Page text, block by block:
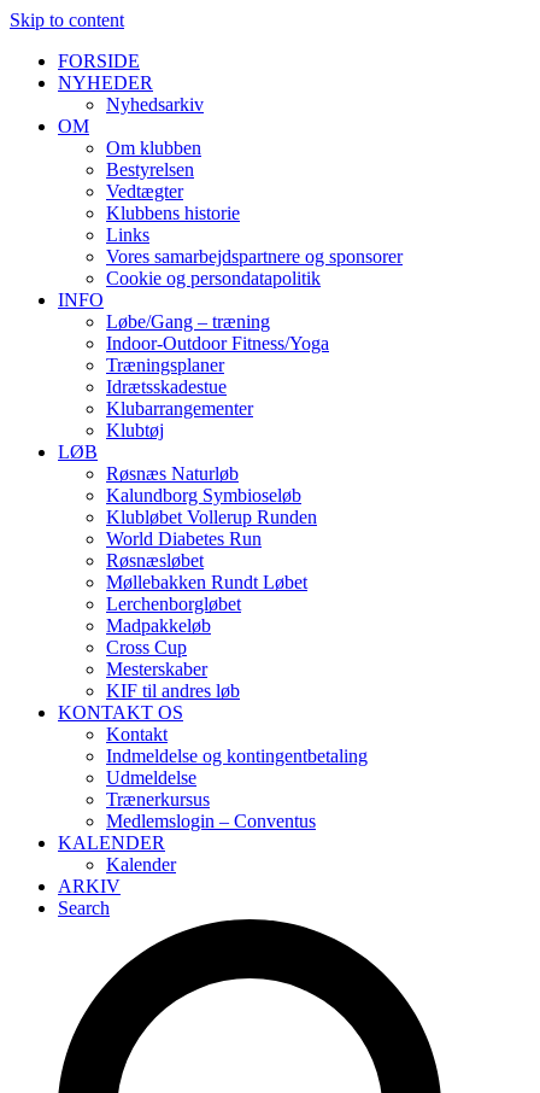
Skip to content
FORSIDE
NYHEDER
Nyhedsarkiv
OM
Om klubben
Bestyrelsen
Vedtægter
Klubbens historie
Links
Vores samarbejdspartnere og sponsorer
Cookie og persondatapolitik
INFO
Løbe/Gang – træning
Indoor-Outdoor Fitness/Yoga
Træningsplaner
Idrætsskadestue
Klubarrangementer
Klubtøj
LØB
Røsnæs Naturløb
Kalundborg Symbioseløb
Klubløbet Vollerup Runden
World Diabetes Run
Røsnæsløbet
Møllebakken Rundt Løbet
Lerchenborgløbet
Madpakkeløb
Cross Cup
Mesterskaber
KIF til andres løb
KONTAKT OS
Kontakt
Indmeldelse og kontingentbetaling
Udmeldelse
Trænerkursus
Medlemslogin – Conventus
KALENDER
Kalender
ARKIV
Search